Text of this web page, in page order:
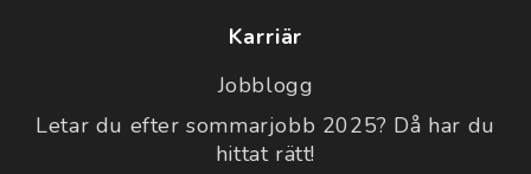
Karriär
Jobblogg
Letar du efter sommarjobb 2025? Då har du
hittat rätt!